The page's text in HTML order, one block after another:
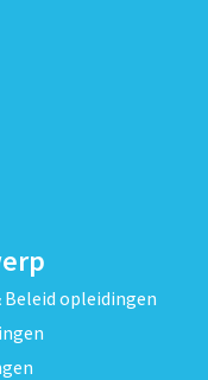
opleidingen